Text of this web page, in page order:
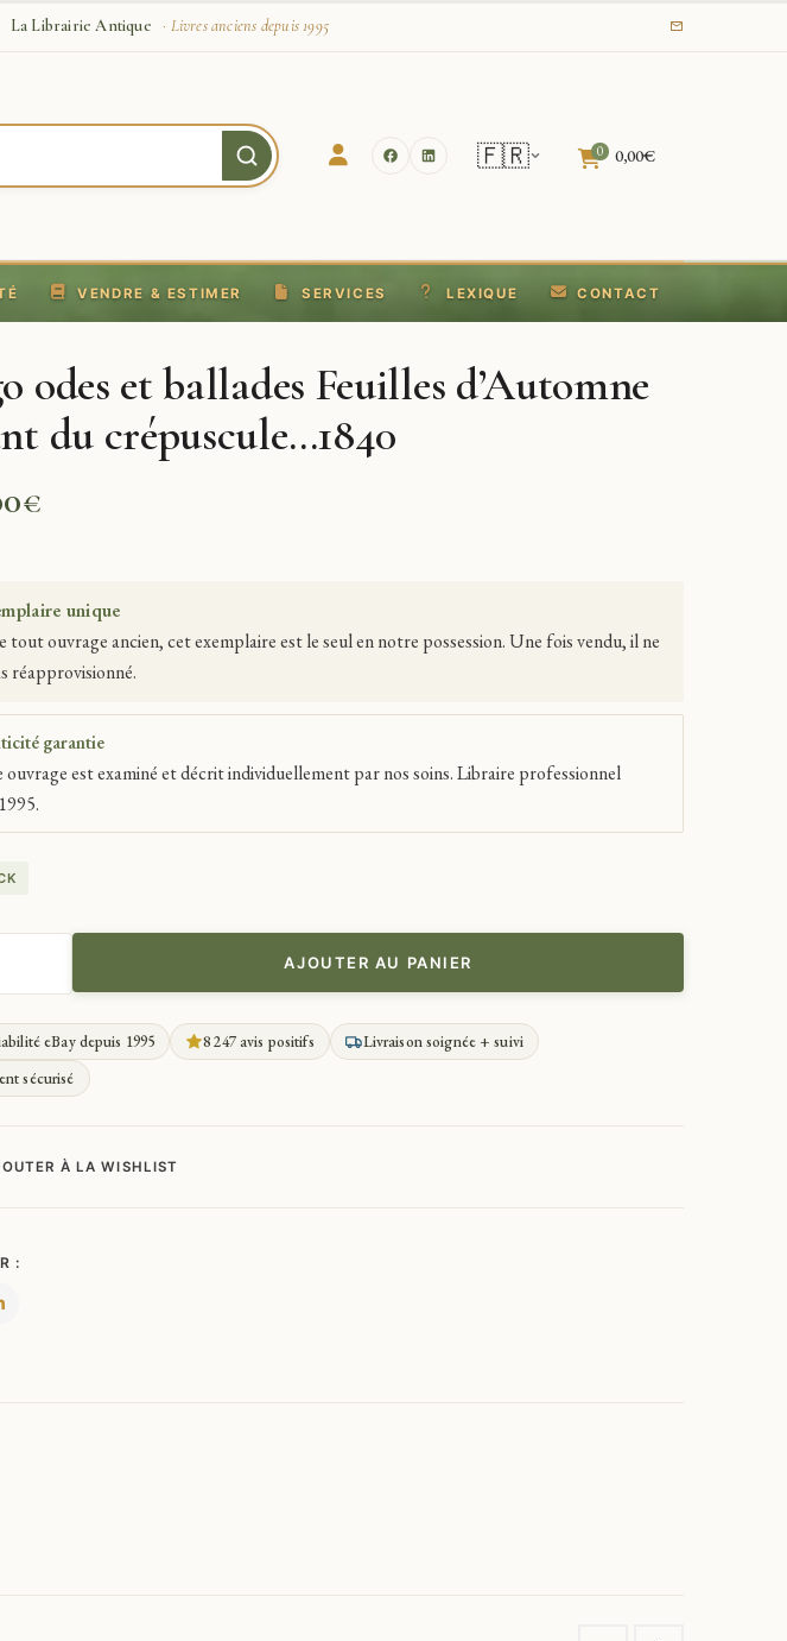
La Librairie Antique · Livres anciens depuis 1995
🇫🇷 0 0,00€
VENDRE & ESTIMER SERVICES LEXIQUE CONTACT
odes et ballades Feuilles d’Automne
du crépuscule…1840
€
unique
tout ouvrage ancien, cet exemplaire est le seul en notre possession. Une fois vendu, il ne
réapprovisionné.
garantie
ouvrage est examiné et décrit individuellement par nos soins. Libraire professionnel
AJOUTER AU PANIER
eBay depuis 1995 8 247 avis positifs
Livraison soignée + suivi
sécurisé
À LA WISHLIST
: